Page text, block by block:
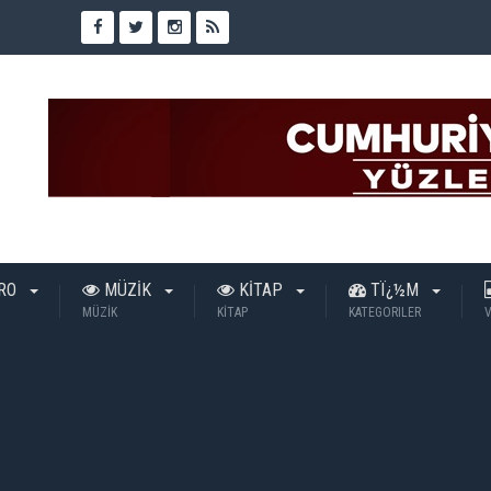
MÜZİK
MÜZİK
KİTAP
KİTAP
TÏ¿½M
KATEGORILER